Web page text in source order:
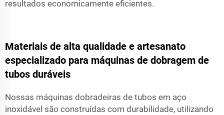
resultados economicamente eficientes.
Materiais de alta qualidade e artesanato
especializado para máquinas de dobragem de
tubos duráveis
Nossas máquinas dobradeiras de tubos em aço
inoxidável são construídas com durabilidade, utilizando